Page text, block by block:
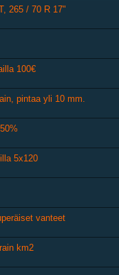
265 / 70 R 17"
100€
pintaa yli 10 mm.
5x120
vanteet
km2